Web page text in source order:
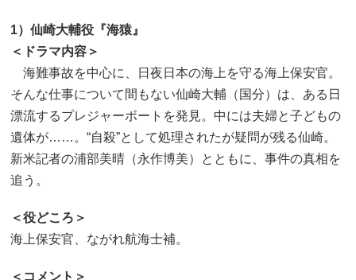
1）仙崎大輔役『海猿』
＜ドラマ内容＞
海難事故を中心に、日夜日本の海上を守る海上保安官。
そんな仕事について間もない仙崎大輔（国分）は、ある日
漂流するプレジャーボートを発見。中には夫婦と子どもの
遺体が……。“自殺”として処理されたが疑問が残る仙崎。
新米記者の浦部美晴（永作博美）とともに、事件の真相を
追う。
＜役どころ＞
海上保安官、ながれ航海士補。
＜コメント＞